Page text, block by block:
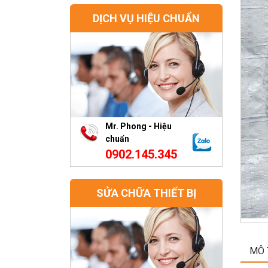
DỊCH VỤ HIỆU CHUẨN
Mr. Phong - Hiệu
chuẩn
0902.145.345
SỬA CHỮA THIẾT BỊ
MÔ